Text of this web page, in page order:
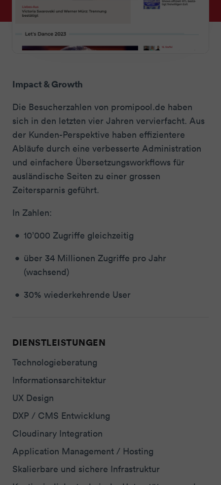
Impact & Growth
Die Besucherzahlen von promipool.de haben
sich in den letzten vier Jahren vervierfacht. Aus
der Kunden-Perspektive haben effizientere
Abläufe durch eine verbesserte Administration
und einfachere Übersetzungsworkflows für
ausländische Seiten zu einer grossen
Zeitersparnis geführt.
In Zahlen:
10’000 Zugriffe gleichzeitig
über 34 Millionen Zugriffe pro Jahr
(wachsend)
30% wiederkehrende User
DIENSTLEISTUNGEN
Technologieberatung
Informationsarchitektur
UX Design
DXP / CMS Entwicklung
Cloudinary Integration
Application Management / Hosting
Skalierbare und sichere Infrastruktur